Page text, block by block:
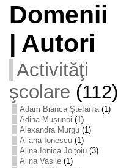
Domenii
| Autori
Activităţi
şcolare (112)
Adam Bianca Ștefania(1)
Adina Mușunoi (1)
Alexandra Murgu(1)
Aliana Ionescu(1)
Alina Ionica Joițoiu(3)
Alina Vasile(1)